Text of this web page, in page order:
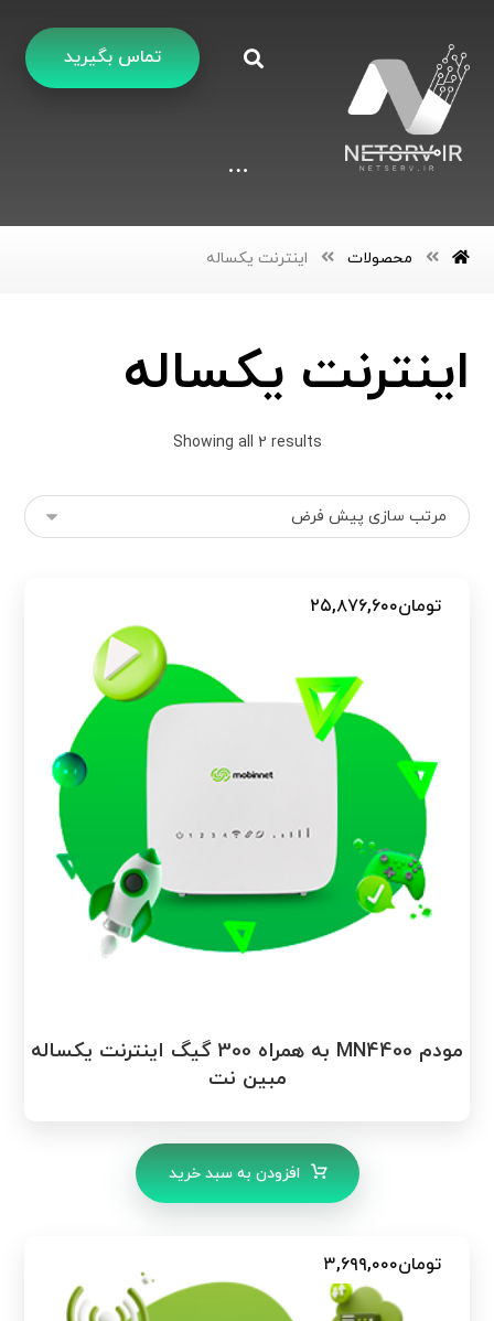
تماس بگیرید
محصولات اینترنت یکساله
اینترنت یکساله
Showing all 2 results
مودم MN4400 به همراه 300 گیگ اینترنت یکساله
مبین نت
تومان۲۵,۸۷۶,۶۰۰
افزودن به سبد خرید
تومان۳,۶۹۹,۰۰۰